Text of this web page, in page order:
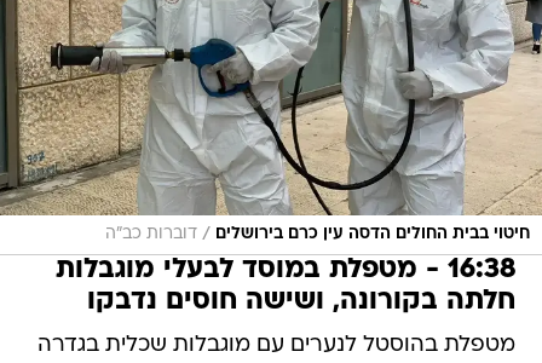
חיטוי בבית החולים הדסה עין כרם בירושלים / דוברות כב"ה
16:38 - מטפלת במוסד לבעלי מוגבלות
חלתה בקורונה, ושישה חוסים נדבקו
מטפלת בהוסטל לנערים עם מוגבלות שכלית בגדרה